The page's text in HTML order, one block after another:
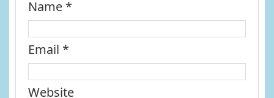
Name *
Email *
Website